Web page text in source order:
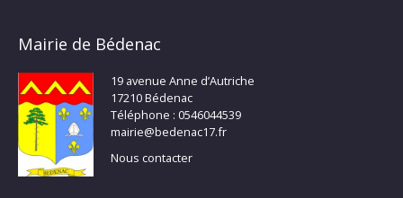
Mairie de Bédenac
19 avenue Anne d’Autriche
17210 Bédenac
Téléphone : 0546044539
mairie@bedenac17.fr
Nous contacter